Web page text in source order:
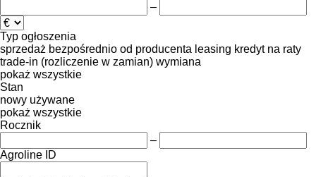
–
Typ ogłoszenia
sprzedaż bezpośrednio od producenta leasing kredyt na raty
trade-in (rozliczenie w zamian) wymiana
pokaż wszystkie
Stan
nowy używane
pokaż wszystkie
Rocznik
–
Agroline ID